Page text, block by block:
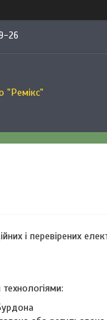
26
"Ремікс"
і перевірених